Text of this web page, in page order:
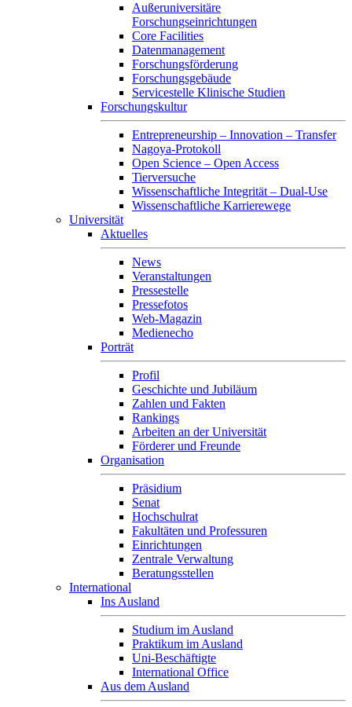
Außeruniversitäre
Forschungseinrichtungen
Core Facilities
Datenmanagement
Forschungsförderung
Forschungsgebäude
Servicestelle Klinische Studien
Forschungskultur
Entrepreneurship – Innovation – Transfer
Nagoya-Protokoll
Open Science – Open Access
Tierversuche
Wissenschaftliche Integrität – Dual-Use
Wissenschaftliche Karrierewege
Universität
Aktuelles
News
Veranstaltungen
Pressestelle
Pressefotos
Web-Magazin
Medienecho
Porträt
Profil
Geschichte und Jubiläum
Zahlen und Fakten
Rankings
Arbeiten an der Universität
Förderer und Freunde
Organisation
Präsidium
Senat
Hochschulrat
Fakultäten und Professuren
Einrichtungen
Zentrale Verwaltung
Beratungsstellen
International
Ins Ausland
Studium im Ausland
Praktikum im Ausland
Uni-Beschäftigte
International Office
Aus dem Ausland